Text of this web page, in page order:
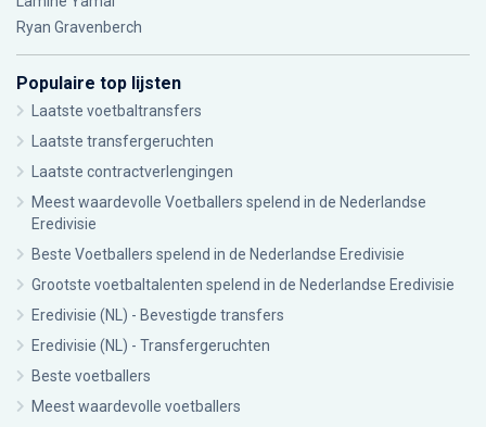
Ryan Gravenberch
Populaire top lijsten
Laatste voetbaltransfers
Laatste transfergeruchten
Laatste contractverlengingen
Meest waardevolle Voetballers spelend in de Nederlandse
Eredivisie
Beste Voetballers spelend in de Nederlandse Eredivisie
Grootste voetbaltalenten spelend in de Nederlandse Eredivisie
Eredivisie (NL) - Bevestigde transfers
Eredivisie (NL) - Transfergeruchten
Beste voetballers
Meest waardevolle voetballers